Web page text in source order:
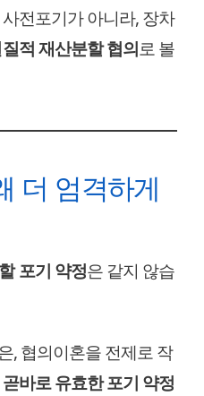
전포기가 아니라, 장차
적 재산분할 협의로 볼
더 엄격하게
포기 약정은 같지 않습
, 협의이혼을 전제로 작
곧바로 유효한 포기 약정